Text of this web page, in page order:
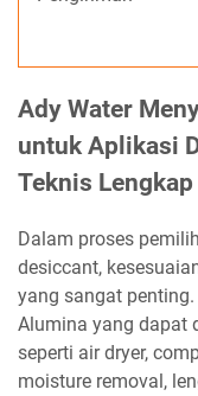
Ady Water
untuk Aplikasi
Teknis Lengkap
Dalam proses
desiccant,
yang sangat
Alumina yang dapat
seperti air dryer,
moisture removal,